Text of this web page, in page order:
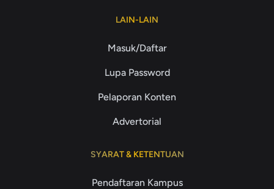
LAIN-LAIN
Masuk/Daftar
Lupa Password
Pelaporan Konten
Advertorial
SYARAT & KETENTUAN
Pendaftaran Kampus